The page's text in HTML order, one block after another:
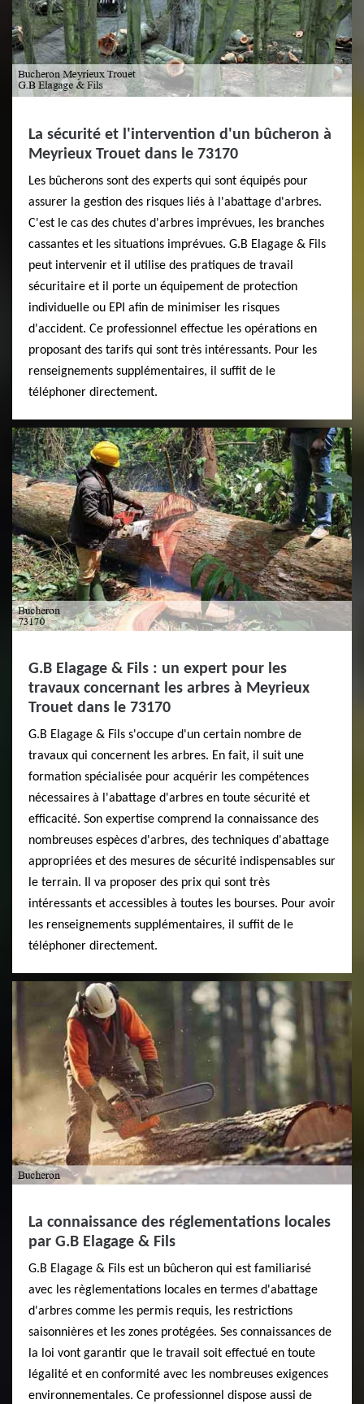
La sécurité et l'intervention d'un bûcheron à
Meyrieux Trouet dans le 73170
Les bûcherons sont des experts qui sont équipés pour
assurer la gestion des risques liés à l'abattage d'arbres.
C'est le cas des chutes d'arbres imprévues, les branches
cassantes et les situations imprévues. G.B Elagage & Fils
peut intervenir et il utilise des pratiques de travail
sécuritaire et il porte un équipement de protection
individuelle ou EPI afin de minimiser les risques
d'accident. Ce professionnel effectue les opérations en
proposant des tarifs qui sont très intéressants. Pour les
renseignements supplémentaires, il suffit de le
téléphoner directement.
G.B Elagage & Fils : un expert pour les
travaux concernant les arbres à Meyrieux
Trouet dans le 73170
G.B Elagage & Fils s'occupe d'un certain nombre de
travaux qui concernent les arbres. En fait, il suit une
formation spécialisée pour acquérir les compétences
nécessaires à l'abattage d'arbres en toute sécurité et
efficacité. Son expertise comprend la connaissance des
nombreuses espèces d'arbres, des techniques d'abattage
appropriées et des mesures de sécurité indispensables sur
le terrain. Il va proposer des prix qui sont très
intéressants et accessibles à toutes les bourses. Pour avoir
les renseignements supplémentaires, il suffit de le
téléphoner directement.
La connaissance des réglementations locales
par G.B Elagage & Fils
G.B Elagage & Fils est un bûcheron qui est familiarisé
avec les règlementations locales en termes d'abattage
d'arbres comme les permis requis, les restrictions
saisonnières et les zones protégées. Ses connaissances de
la loi vont garantir que le travail soit effectué en toute
légalité et en conformité avec les nombreuses exigences
environnementales. Ce professionnel dispose aussi de